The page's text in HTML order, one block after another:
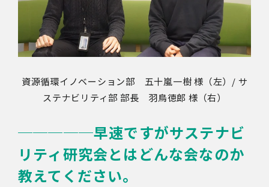
資源循環イノベーション部 五十嵐一樹 様（左）/ サ
ステナビリティ部 部長 羽鳥徳郎 様（右）
─────早速ですがサステナビ
リティ研究会とはどんな会なのか
教えてください。